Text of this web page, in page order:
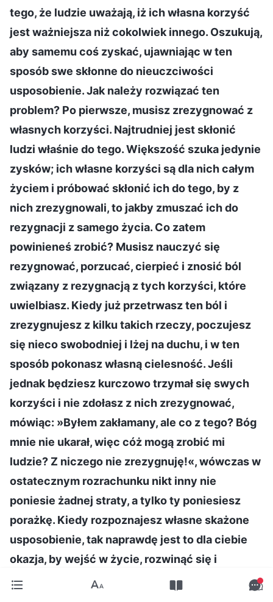
tego, że ludzie uważają, iż ich własna korzyść
jest ważniejsza niż cokolwiek innego. Oszukują,
aby samemu coś zyskać, ujawniając w ten
sposób swe skłonne do nieuczciwości
usposobienie. Jak należy rozwiązać ten
problem? Po pierwsze, musisz zrezygnować z
własnych korzyści. Najtrudniej jest skłonić
ludzi właśnie do tego. Większość szuka jedynie
zysków; ich własne korzyści są dla nich całym
życiem i próbować skłonić ich do tego, by z
nich zrezygnowali, to jakby zmuszać ich do
rezygnacji z samego życia. Co zatem
powinieneś zrobić? Musisz nauczyć się
rezygnować, porzucać, cierpieć i znosić ból
związany z rezygnacją z tych korzyści, które
uwielbiasz. Kiedy już przetrwasz ten ból i
zrezygnujesz z kilku takich rzeczy, poczujesz
się nieco swobodniej i lżej na duchu, i w ten
sposób pokonasz własną cielesność. Jeśli
jednak będziesz kurczowo trzymał się swych
korzyści i nie zdołasz z nich zrezygnować,
mówiąc: »Byłem zakłamany, ale co z tego? Bóg
mnie nie ukarał, więc cóż mogą zrobić mi
ludzie? Z niczego nie zrezygnuję!«, wówczas w
ostatecznym rozrachunku nikt inny nie
poniesie żadnej straty, a tylko ty poniesiesz
porażkę. Kiedy rozpoznajesz własne skażone
usposobienie, tak naprawdę jest to dla ciebie
okazja, by wejść w życie, rozwinąć się i
zmienić; jest to szansa, abyś stanął przed